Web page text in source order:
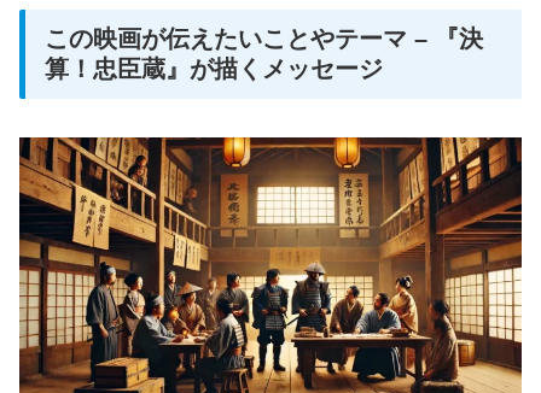
この映画が伝えたいことやテーマ – 『決
算！忠臣蔵』が描くメッセージ